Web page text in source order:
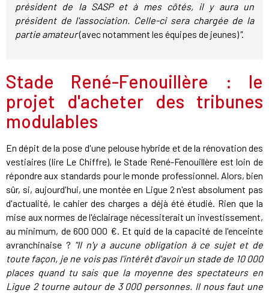
président de la SASP et à mes côtés, il y aura un
président de l'association. Celle-ci sera chargée de la
partie amateur(avec notamment les équipes de jeunes)".
Stade René-Fenouillère : le
projet d'acheter des tribunes
modulables
En dépit de la pose d'une pelouse hybride et de la rénovation des
vestiaires (lire Le Chiffre), le Stade René-Fenouillère est loin de
répondre aux standards pour le monde professionnel. Alors, bien
sûr, si, aujourd'hui, une montée en Ligue 2 n'est absolument pas
d'actualité, le cahier des charges a déjà été étudié. Rien que la
mise aux normes de l'éclairage nécessiterait un investissement,
au minimum, de 600 000 €. Et quid de la capacité de l'enceinte
avranchinaise ? "Il n'y a aucune obligation à ce sujet et de
toute façon, je ne vois pas l'intérêt d'avoir un stade de 10 000
places quand tu sais que la moyenne des spectateurs en
Ligue 2 tourne autour de 3 000 personnes. Il nous faut une